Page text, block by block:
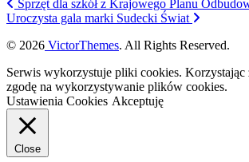
Sprzęt dla szkół z Krajowego Planu
Uroczysta gala marki Sudecki Świat
© 2026 VictorThemes. All Rights Reserved.
Serwis wykorzystuje pliki cookies. Korzystając
zgodę na wykorzystywanie plików cookies.
Ustawienia Cookies Akceptuję
Close